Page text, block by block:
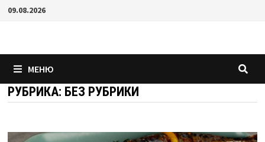
Перейти
09.08.2026
МЕНЮ
РУБРИКА: БЕЗ РУБРИКИ